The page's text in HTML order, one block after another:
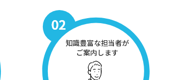
知識豊富な担当者が
ご案内します